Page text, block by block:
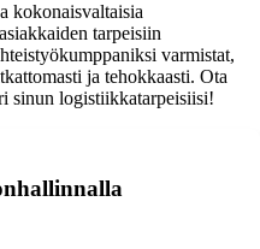
kokonaisvaltaisia
tarpeisiin
varmistat,
ja tehokkaasti. Ota
sinun logistiikkatarpeisiisi!